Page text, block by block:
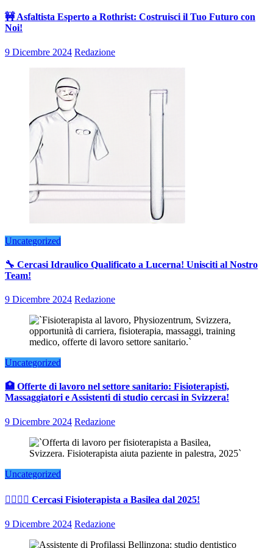
🚧 Asfaltista Esperto a Rothrist: Costruisci il Tuo Futuro con
Noi!
9 Dicembre 2024 Redazione
Uncategorized
🔧 Cercasi Idraulico Qualificato a Lucerna! Unisciti al Nostro
Team!
9 Dicembre 2024 Redazione
Uncategorized
🏥 Offerte di lavoro nel settore sanitario: Fisioterapisti,
Massaggiatori e Assistenti di studio cercasi in Svizzera!
9 Dicembre 2024 Redazione
Uncategorized
👨‍⚕️👩‍⚕️ Cercasi Fisioterapista a Basilea dal 2025!
9 Dicembre 2024 Redazione